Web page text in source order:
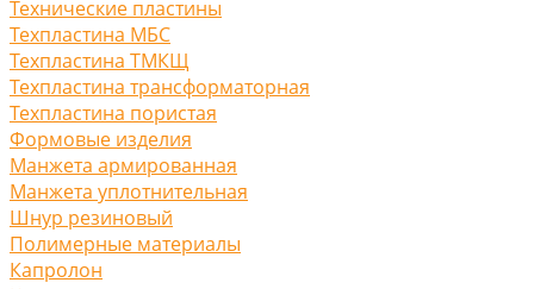
Технические пластины
Техпластина МБС
Техпластина ТМКЩ
Техпластина трансформаторная
Техпластина пористая
Формовые изделия
Манжета армированная
Манжета уплотнительная
Шнур резиновый
Полимерные материалы
Капролон